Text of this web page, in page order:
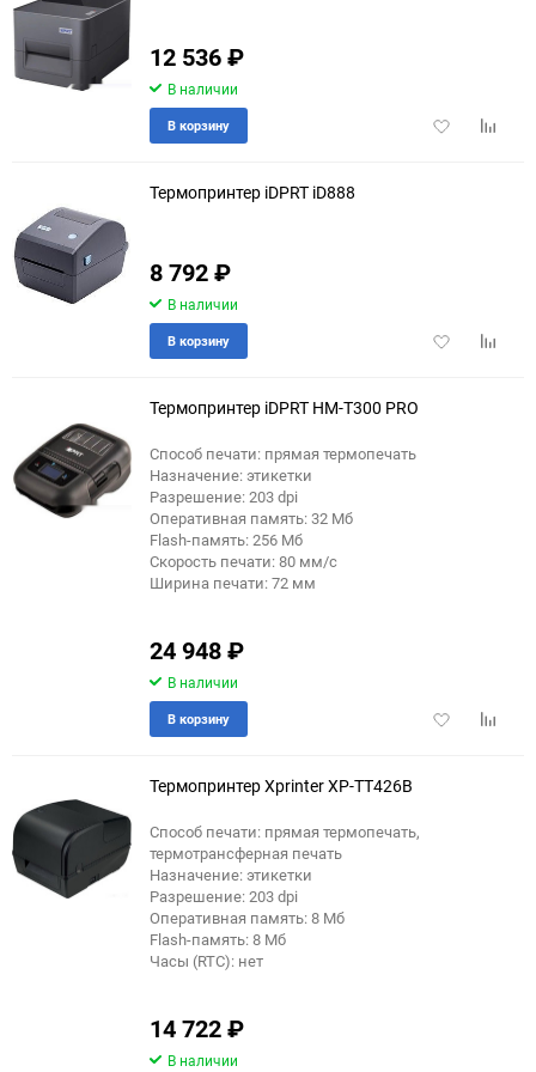
12 536₽
В наличии
Добавить
В корзину
Термопринтер iDPRT iD888
8 792₽
В наличии
Добавить
В корзину
Термопринтер iDPRT HM-T300 PRO
Способ печати: прямая термопечать
Назначение: этикетки
Разрешение: 203 dpi
Оперативная память: 32 Мб
Flash-память: 256 Мб
Скорость печати: 80 мм/с
Ширина печати: 72 мм
24 948₽
В наличии
Добавить
В корзину
еще 2 фото
Термопринтер Xprinter XP-TT426B
Способ печати: прямая термопечать,
термотрансферная печать
Назначение: этикетки
Разрешение: 203 dpi
Оперативная память: 8 Мб
Flash-память: 8 Мб
Часы (RTC): нет
14 722₽
В наличии